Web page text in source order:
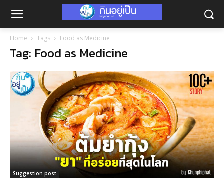
Home Tags Food as Medicine
Tag: Food as Medicine
Suggestion post